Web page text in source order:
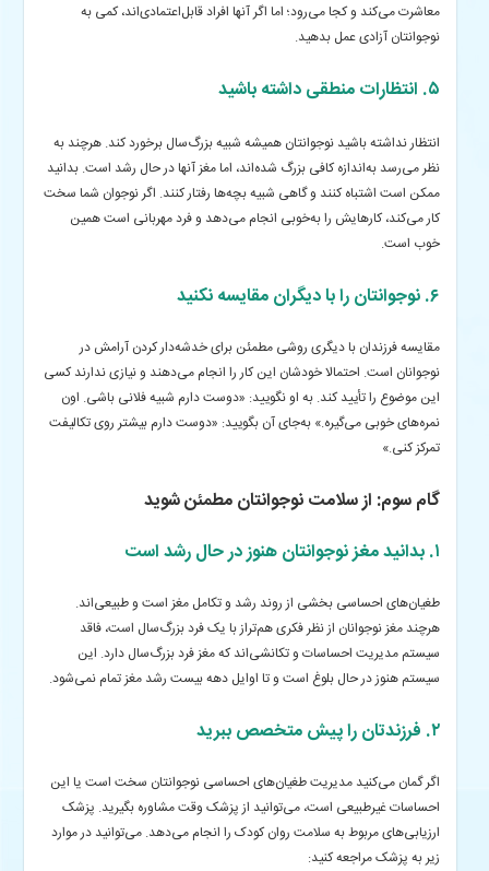
معاشرت می‌کند و کجا می‌رود؛ اما اگر آنها افراد قابل‌اعتمادی‌اند، کمی به
نوجوانتان آزادی عمل بدهید.
۵. انتظارات منطقی داشته باشید
انتظار نداشته باشید نوجوانتان همیشه شبیه بزرگ‌سال برخورد کند. هرچند به
نظر می‌رسد به‌اندازه کافی بزرگ شده‌اند، اما مغز آنها در حال رشد است. بدانید
ممکن است اشتباه کنند و گاهی شبیه بچه‌ها رفتار کنند. اگر نوجوان شما سخت
کار می‌کند، کارهایش را به‌خوبی انجام می‌دهد و فرد مهربانی است همین
خوب است.
۶. نوجوانتان را با دیگران مقایسه نکنید
مقایسه فرزندان با دیگری روشی مطمئن برای خدشه‌دار کردن آرامش در
نوجوانان است. احتمالا خودشان این کار را انجام می‌دهند و نیازی ندارند کسی
این موضوع را تأیید کند. به او نگویید: «دوست دارم شبیه فلانی باشی. اون
نمره‌های خوبی می‌گیره.» به‌جای آن بگویید: «دوست دارم بیشتر روی تکالیفت
تمرکز کنی.»
گام سوم: از سلامت نوجوانتان مطمئن شوید
۱. بدانید مغز نوجوانتان هنوز در حال رشد است
طغیان‌های احساسی بخشی از روند رشد و تکامل مغز است و طبیعی‌اند.
هرچند مغز نوجوانان از نظر فکری هم‌تراز با یک فرد بزرگ‌سال است، فاقد
سیستم مدیریت احساسات و تکانشی‌اند که مغز فرد بزرگ‌سال دارد. این
سیستم هنوز در حال بلوغ است و تا اوایل دهه بیست رشد مغز تمام نمی‌شود.
۲. فرزندتان را پیش متخصص ببرید
اگر گمان می‌کنید مدیریت طغیان‌های احساسی نوجوانتان سخت است یا این
احساسات غیرطبیعی است، می‌توانید از پزشک وقت مشاوره بگیرید. پزشک
ارزیابی‌های مربوط به سلامت روان کودک را انجام می‌دهد. می‌توانید در موارد
زیر به پزشک مراجعه کنید: